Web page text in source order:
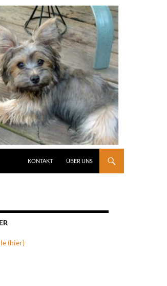
KONTAKT ÜBER UNS
(hier)